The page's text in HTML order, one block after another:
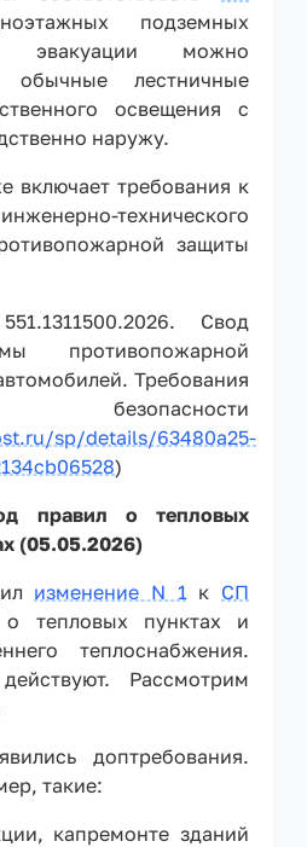
подземных
эвакуации можно
обычные лестничные
освещения с
наружу.
включает требования к
технического
защиты
Свод
противопожарной
Требования
sp/details/63480a25-
)
правил о тепловых
(05.05.2026)
изменение N 1 к СП
о тепловых пунктах и
теплоснабжения.
Рассмотрим
доптребования.
такие:
капремонте зданий